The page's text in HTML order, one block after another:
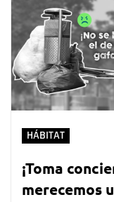
HÁBITAT
¡Toma
merecemos